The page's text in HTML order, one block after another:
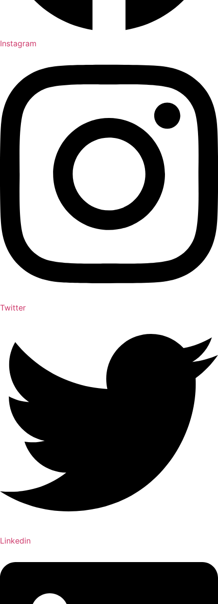
Instagram
Twitter
Linkedin